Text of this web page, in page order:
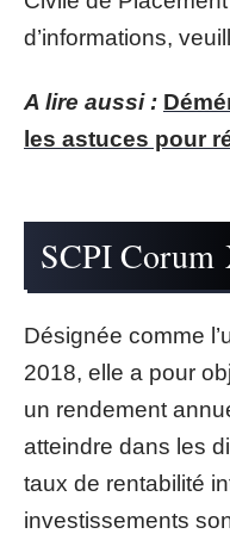
d’informations,
A lire aussi :
les astuces pour
SCPI
Désignée comme
2018, elle a pour
un rendement
atteindre dans les
taux de rentabilité
investissements